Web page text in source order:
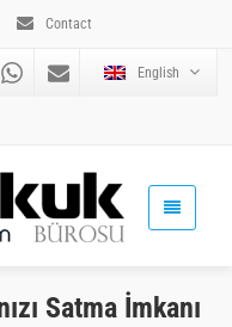
Contact
English
Satma İmkanı